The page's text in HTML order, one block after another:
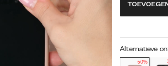
TOEVOEGEN
Alternatieve
50%